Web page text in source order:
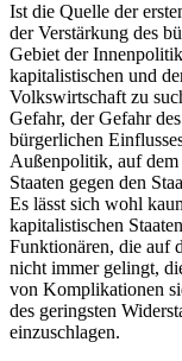
Ist die Quelle der
der Verstärkung des
Gebiet der
kapitalistischen und
Volkswirtschaft zu
Gefahr, der Gefahr
bürgerlichen
Außenpolitik, auf dem
Staaten gegen den
Es lässt sich wohl
kapitalistischen
Funktionären, die auf
nicht immer gelingt,
von Komplikationen
des geringsten
einzuschlagen.